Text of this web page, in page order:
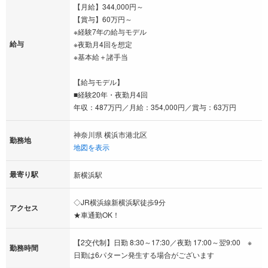
給与
【月給】344,000円～
【賞与】60万円～
※経験7年の給与モデル
※夜勤月4回を想定
※基本給＋諸手当
【給与モデル】
■経験20年・夜勤月4回
年収：487万円／月給：354,000円／賞与：63万円
勤務地
神奈川県 横浜市港北区
地図を表示
最寄り駅 新横浜駅
アクセス
◇JR横浜線新横浜駅徒歩9分
★車通勤OK！
勤務時間
【2交代制】日勤 8:30～17:30／夜勤 17:00～翌9:00 ※
日勤は6パターン発生する場合がございます